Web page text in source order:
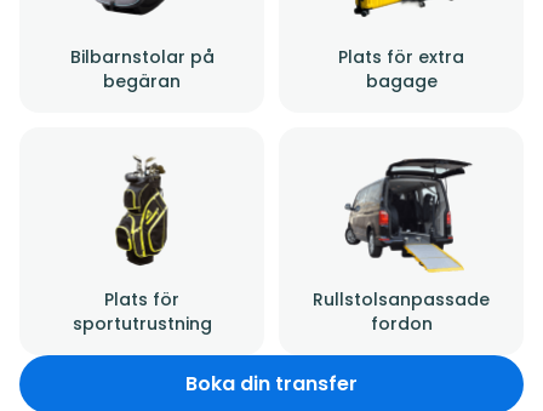
Bilbarnstolar på
begäran
Plats för extra
bagage
Plats för
sportutrustning
Rullstolsanpassade
fordon
Boka din transfer